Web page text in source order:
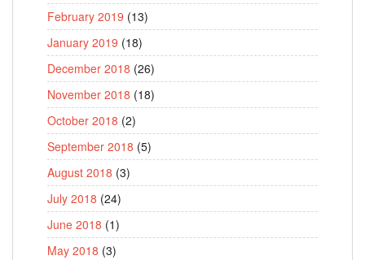
February 2019 (13)
January 2019 (18)
December 2018 (26)
November 2018 (18)
October 2018 (2)
September 2018 (5)
August 2018 (3)
July 2018 (24)
June 2018 (1)
May 2018 (3)